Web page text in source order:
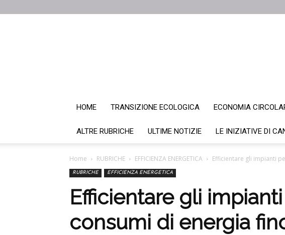
HOME TRANSIZIONE ECOLOGICA ECONOMIA
ALTRE RUBRICHE ULTIME NOTIZIE LE INIZIATIVE DI
Home RUBRICHE EFFICIENZA ENERGETICA Efficientare gli impianti
RUBRICHE EFFICIENZA ENERGETICA
Efficientare gli
consumi di energia